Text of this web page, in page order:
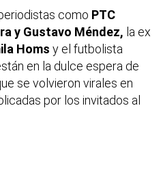
como PTC
y Gustavo Méndez, la ex
Homs y el futbolista
en la dulce espera de
se volvieron virales en
por los invitados al